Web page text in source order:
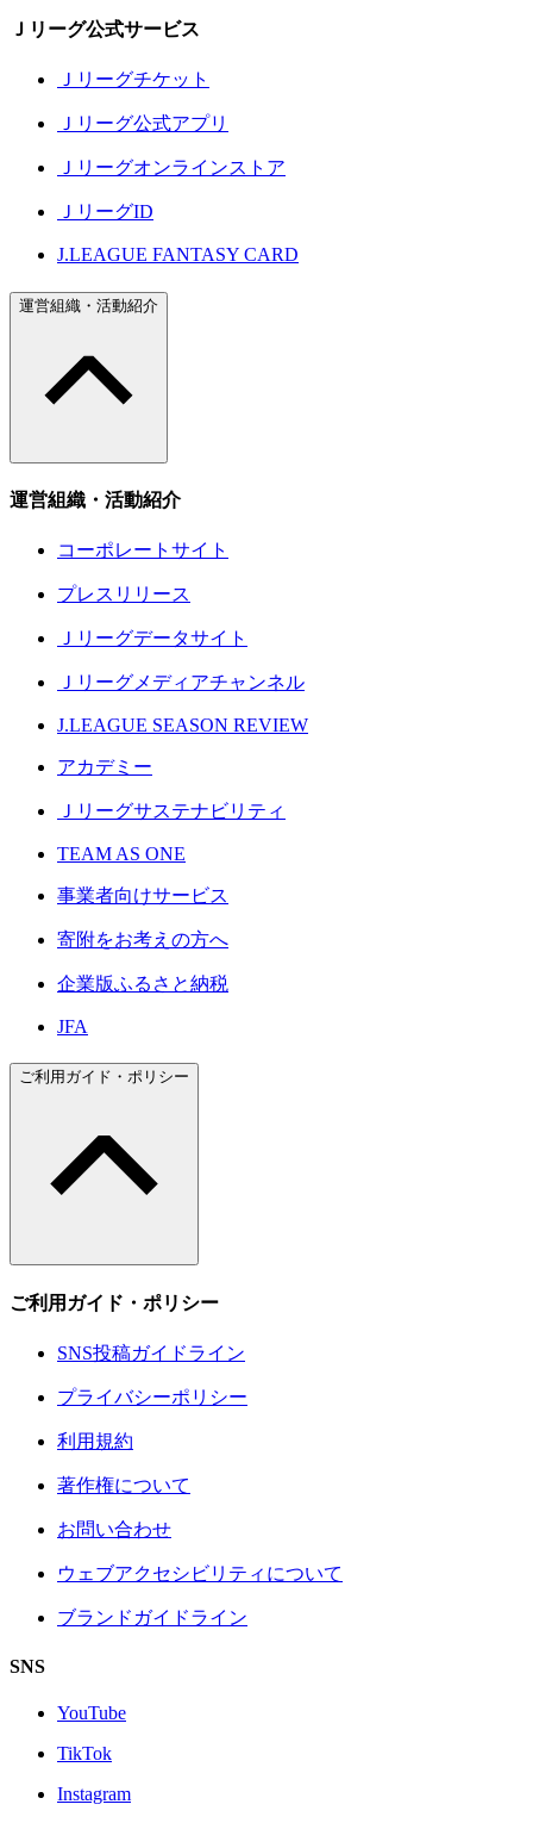
Ｊリーグ公式サービス
Ｊリーグチケット
Ｊリーグ公式アプリ
Ｊリーグオンラインストア
ＪリーグID
J.LEAGUE FANTASY CARD
運営組織・活動紹介
運営組織・活動紹介
コーポレートサイト
プレスリリース
Ｊリーグデータサイト
Ｊリーグメディアチャンネル
J.LEAGUE SEASON REVIEW
アカデミー
Ｊリーグサステナビリティ
TEAM AS ONE
事業者向けサービス
寄附をお考えの方へ
企業版ふるさと納税
JFA
ご利用ガイド・ポリシー
ご利用ガイド・ポリシー
SNS投稿ガイドライン
プライバシーポリシー
利用規約
著作権について
お問い合わせ
ウェブアクセシビリティについて
ブランドガイドライン
SNS
YouTube
TikTok
Instagram